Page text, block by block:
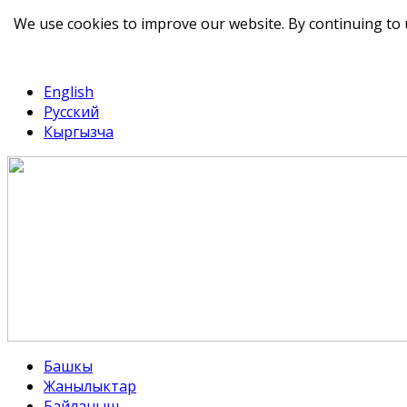
English
Русский
Кыргызча
Башкы
Жанылыктар
We use cookies to improve our website. By continuing